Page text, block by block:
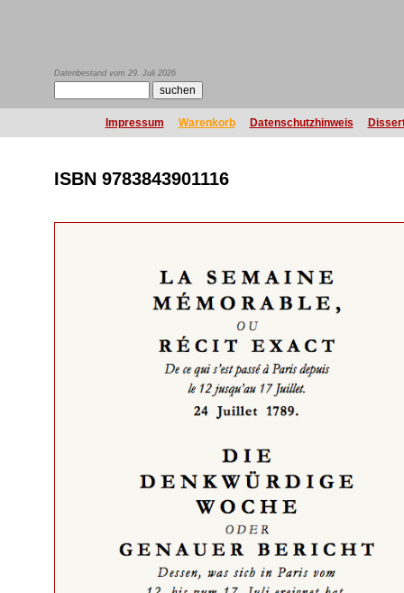
Datenbestand vom 29. Juli 2026
Impressum Warenkorb Datenschutzhinweis
ISBN 9783843901116